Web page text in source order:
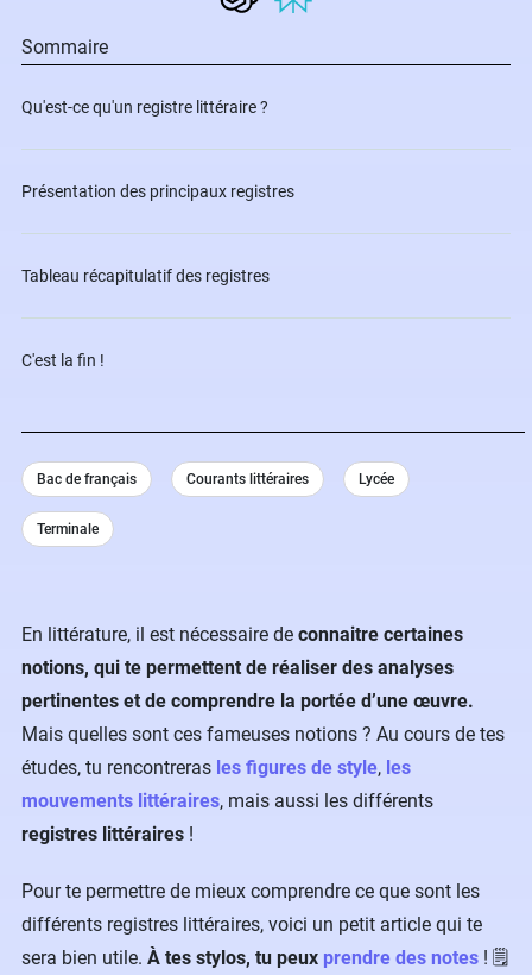
En littérature, il est nécessaire de connaitre certaines
notions, qui te permettent de réaliser des analyses
pertinentes et de comprendre la portée d’une œuvre.
Mais quelles sont ces fameuses notions ? Au cours de tes
études, tu rencontreras les figures de style, les
mouvements littéraires, mais aussi les différents
registres littéraires !
Pour te permettre de mieux comprendre ce que sont les
différents registres littéraires, voici un petit article qui te
sera bien utile. À tes stylos, tu peux prendre des notes ! 🗒️
Sommaire
Qu'est-ce qu'un registre littéraire ?
Présentation des principaux registres
Tableau récapitulatif des registres
C'est la fin !
Bac de français Courants littéraires Lycée
Terminale